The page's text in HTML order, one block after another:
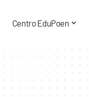
Centro EduPoen